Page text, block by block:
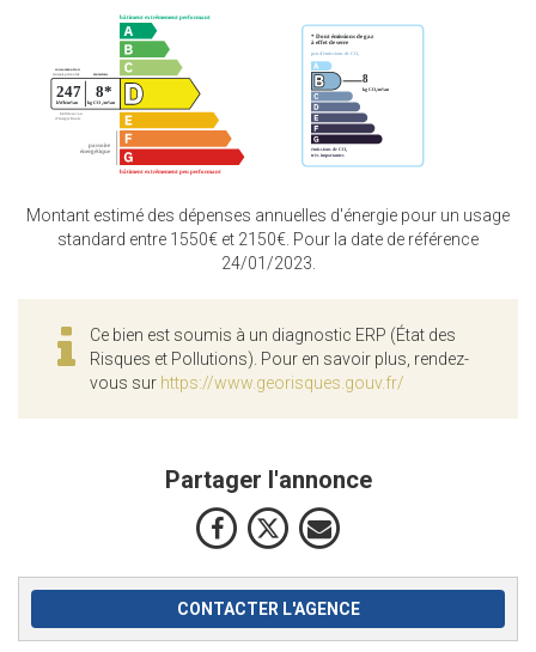
Montant estimé des dépenses annuelles d'énergie pour un usage
standard entre 1550€ et 2150€. Pour la date de référence
24/01/2023.
Ce bien est soumis à un diagnostic ERP (État des
Risques et Pollutions). Pour en savoir plus, rendez-
vous sur https://www.georisques.gouv.fr/
Partager l'annonce
CONTACTER L'AGENCE